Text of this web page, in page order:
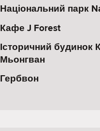
Національний парк
Кафе J Forest
Історичний будинок
Мьонгван
Гербвон